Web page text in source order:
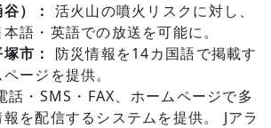
）： 活火山の噴火リスクに対し、
語・英語での放送を可能に。
市： 防災情報を14カ国語で掲載す
ージを提供。
話・SMS・FAX、ホームページで多
を配信するシステムを提供。 Jアラ